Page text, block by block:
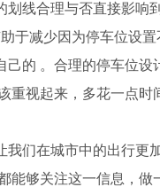
线合理与否直接影响
于减少因为停车位设置
的 。合理的停车位
重视起来，多花一点
们在城市中的出行更
能够关注这一信息，做